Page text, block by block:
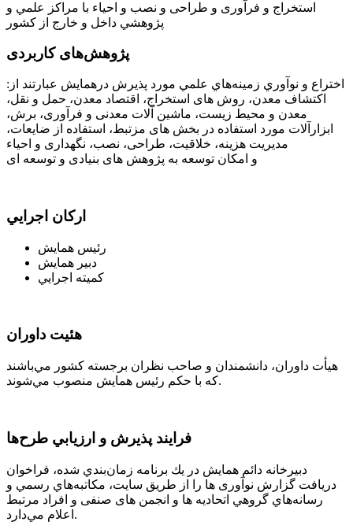
استخراج و فرآوری و طراحی و نصب و احیاء با مراكز علمي و
پژوهشي داخل و خارج از كشور
پژوهش‌های كاربردی
اختراع و نوآوري زمينه‌هاي علمي مورد پذيرش درهمایش عبارتند از:
اکتشاف معدن، روش های استخراج، اقتصاد معدن، حمل و نقل،
معدن و محیط زیست، ماشین آلات معدنی و فرآوری، برش،
ابزارآلات مورد استفاده در بخش های مزتبط، استفاده از ضایعات،
مدیریت هزینه، خلاقیت، طراحی، نصب، نگهداری و احیاء
و امکان توسعه به پژوهش های بنیادی و توسعه ای
اركان اجرايي
رئيس همایش
دبير همایش
كميته اجرايي
هئیت داوران
هيأت داوران، دانشمندان و صاحب نظران برجسته‌ كشور مي‌باشند
كه با حكم رئیس همایش منصوب مي‌شوند.
فرايند پذيرش و ارزيابي طرح‌ها
دبيرخانه دائم همایش در يك برنامه زمان‌بندي شده، فراخوان
دريافت گزارش نوآوری ها را از طريق سایت، مكاتبه‌هاي رسمي و
رسانه‌هاي گروهي اتحادیه ها و انجمن های صنفی و افراد مرتبط
اعلام مي‌دارد.